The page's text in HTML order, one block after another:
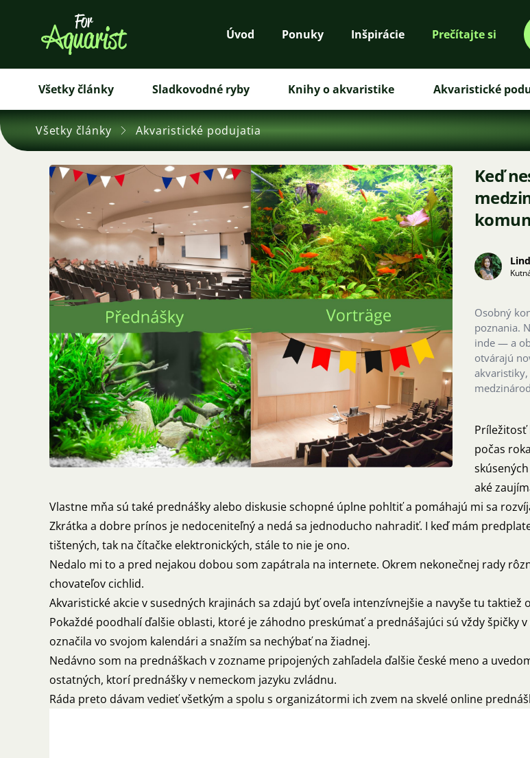
Úvod Ponuky Inšpirácie Prečítajte si
Všetky články Sladkovodné ryby Knihy o akvaristike Akvaristické
Všetky články Akvaristické podujatia
Keď
Osobný
poznania.
inde — a
otvárajú
Príležitosť
počas
aké
Vlastne mňa sú také prednášky alebo diskusie schopné úplne pohltiť a pomáhajú mi sa
Zkrátka a dobre prínos je nedoceniteľný a nedá sa jednoducho nahradiť. I keď mám
tištených, tak na čítačke elektronických, stále to nie je ono.
Nedalo mi to a pred nejakou dobou som zapátrala na internete. Okrem nekonečnej rady
chovateľov cichlid.
Akvaristické akcie v susedných krajinách sa zdajú byť oveľa intenzívnejšie a navyše tu
Pokaždé poodhalí ďalšie oblasti, ktoré je záhodno preskúmať a prednášajúci sú vždy špičky
označila vo svojom kalendári a snažím sa nechýbať na žiadnej.
Nedávno som na prednáškach v zozname pripojených zahľadela ďalšie české meno a
ostatných, ktorí prednášky v nemeckom jazyku zvládnu.
Ráda preto dávam vedieť všetkým a spolu s organizátormi ich zvem na skvelé online